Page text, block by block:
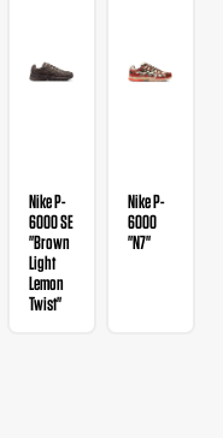
Nike P-
6000 SE
"Brown
Light
Lemon
Twist"
Nike P-
6000
"N7"